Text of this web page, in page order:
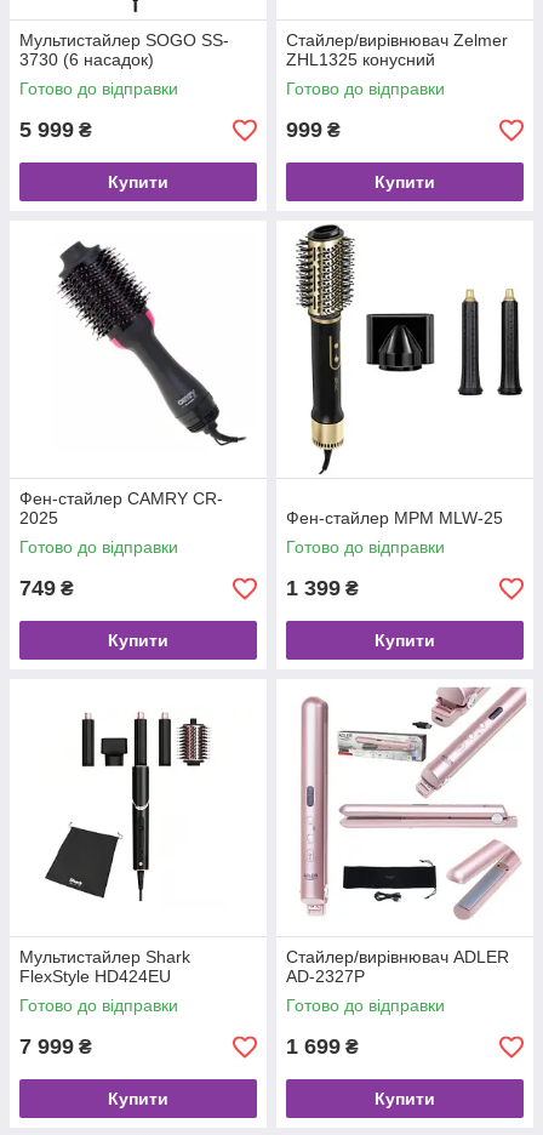
Мультистайлер SOGO SS-
3730 (6 насадок)
Готово до відправки
5 999 ₴
Купити
Стайлер/вирівнювач Zelmer
ZHL1325 конусний
Готово до відправки
999 ₴
Купити
Фен-стайлер CAMRY CR-
2025
Готово до відправки
749 ₴
Купити
Фен-стайлер MPM MLW-25
Готово до відправки
1 399 ₴
Купити
Мультистайлер Shark
FlexStyle HD424EU
Готово до відправки
7 999 ₴
Купити
Стайлер/вирівнювач ADLER
AD-2327P
Готово до відправки
1 699 ₴
Купити